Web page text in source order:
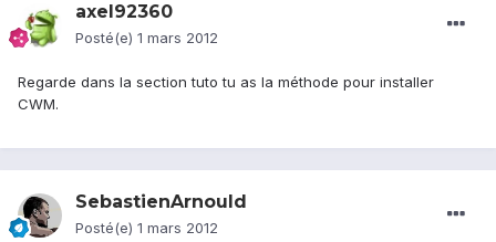
axel92360
Posté(e) 1 mars 2012
Regarde dans la section tuto tu as la méthode pour installer
CWM.
SebastienArnould
Posté(e) 1 mars 2012